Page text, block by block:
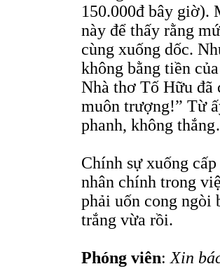
150.000đ bây giờ).
này để thấy rằng
cùng xuống dốc.
không bằng tiền
Nhà thơ Tố Hữu đã
muôn trượng!” Từ
phanh, không
Chính sự xuống
nhân chính trong
phải uốn cong ngòi
trắng vừa rồi.
Phóng viên: Xin